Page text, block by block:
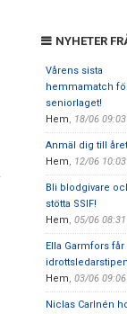
NYHETER
Vårens sista
hemmamatch
seniorlaget!
Hem, 18/06 09:03
Anmäl dig till
Hem, 12/06 10:03
Bli blodgivare
stötta SSIF!
Hem, 05/06 08:31
Ella Garmfors får
Hem, 03/06 09:06
Niclas Carlnén